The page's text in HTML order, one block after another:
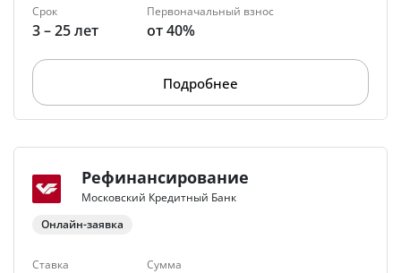
Срок
3 – 25 лет
Первоначальный взнос
от 40%
Подробнее
Рефинансирование
Московский Кредитный Банк
Онлайн-заявка
Ставка Сумма